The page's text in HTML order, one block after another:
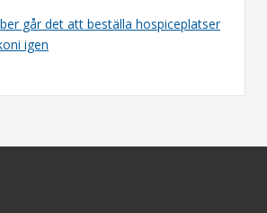
går det att beställa hospiceplatser
igen